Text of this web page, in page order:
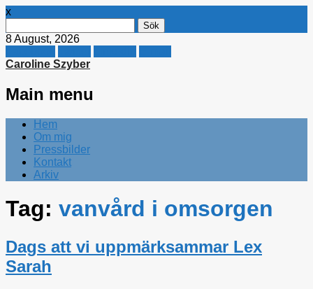
x
efter:
8 August, 2026
Caroline Szyber
Main menu
Skip
content
Hem
Om mig
Pressbilder
Kontakt
Arkiv
Tag: vanvård i omsorgen
Dags att vi uppmärksammar Lex
Sarah